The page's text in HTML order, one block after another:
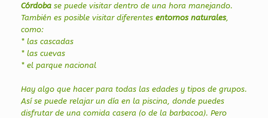
Córdoba se puede visitar dentro de una hora manejando.
También es posible visitar diferentes entornos naturales,
como:
* las cascadas
* las cuevas
* el parque nacional
Hay algo que hacer para todas las edades y tipos de grupos.
Así se puede relajar un día en la piscina, donde puedes
disfrutar de una comida casera (o de la barbacoa). Pero